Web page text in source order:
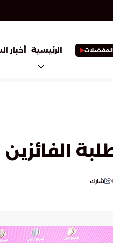
المفضلات الرئيسية أخبار
شارك